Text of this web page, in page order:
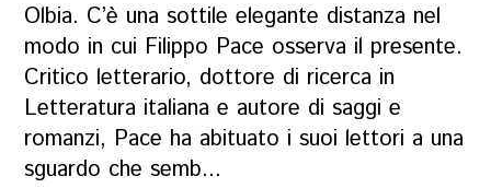
Olbia. C’è una sottile elegante distanza nel
modo in cui Filippo Pace osserva il presente.
Critico letterario, dottore di ricerca in
Letteratura italiana e autore di saggi e
romanzi, Pace ha abituato i suoi lettori a una
sguardo che semb...